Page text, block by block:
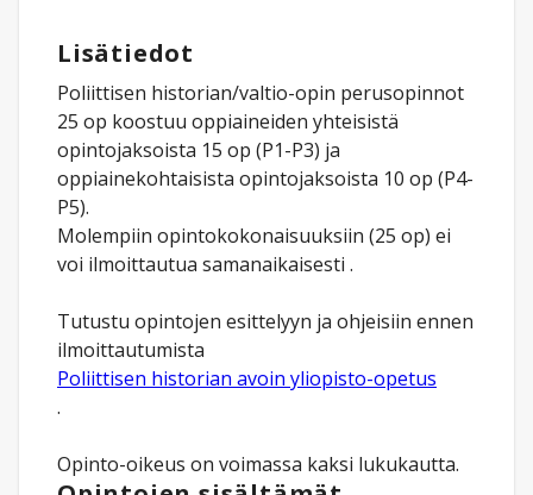
Lisätiedot
Poliittisen historian/valtio-opin perusopinnot
25 op koostuu oppiaineiden yhteisistä
opintojaksoista 15 op (P1-P3) ja
oppiainekohtaisista opintojaksoista 10 op (P4-
P5).
Molempiin opintokokonaisuuksiin (25 op) ei
voi ilmoittautua samanaikaisesti .
Tutustu opintojen esittelyyn ja ohjeisiin ennen
ilmoittautumista
Poliittisen historian avoin yliopisto-opetus
.
Opinto-oikeus on voimassa kaksi lukukautta.